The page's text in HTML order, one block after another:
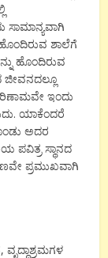
ಸಾಮಾನ್ಯವಾಗಿ
ಹೊಂದಿರುವ ಶಾಲೆಗೆ
ಹೊಂದಿರುವ
ಜೀವನದಲ್ಲೂ
ಇಂದು
ಯಾಕೆಂದರೆ
ಅದರ
ಪವಿತ್ರ ಸ್ಥಾನದ
ಪ್ರಮುಖವಾಗಿ